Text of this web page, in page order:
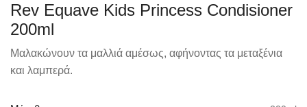
Rev Equave Kids Princess Condisioner
200ml
Μαλακώνουν τα μαλλιά αμέσως, αφήνοντας τα μεταξένια
και λαμπερά.